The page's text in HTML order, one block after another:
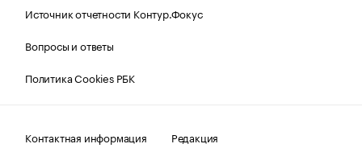
Источник отчетности Контур.Фокус
Вопросы и ответы
Политика Cookies РБК
Контактная информация Редакция